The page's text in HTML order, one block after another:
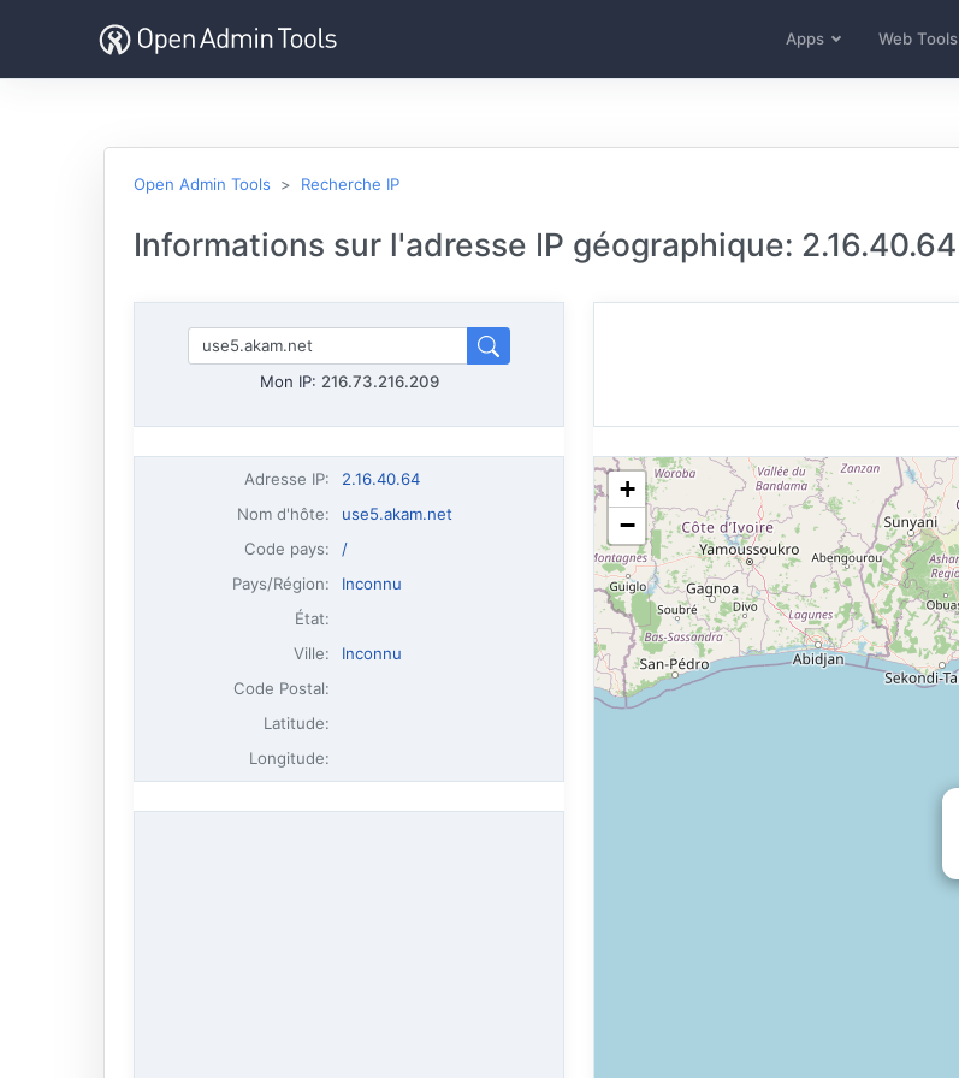
Apps Web Tools
Open Admin Tools Recherche IP
Informations sur l'adresse IP géographique: 2.16.40.64
Mon IP: 216.73.216.209
Adresse IP:
2.16.40.64
Nom d'hôte:
use5.akam.net
Code pays:
/
Pays/Région:
Inconnu
État:
Ville:
Inconnu
Code Postal:
Latitude:
Longitude:
+
−